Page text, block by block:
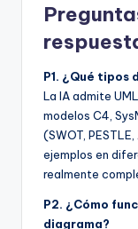
P1. ¿Qué tipos
La IA admite
modelos C4,
(SWOT,
ejemplos en
realmente
P2. ¿Cómo
diagrama?